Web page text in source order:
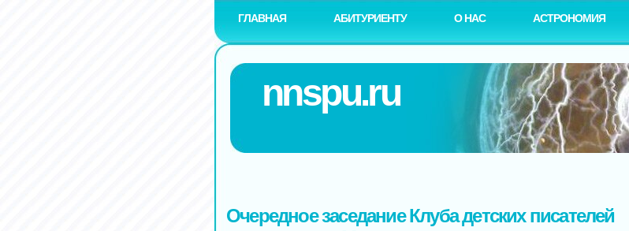
ГЛАВНАЯ АБИТУРИЕНТУ О НАС АСТРОНОМИЯ
nnspu.ru
Очередное заседание Клуба детских писателей